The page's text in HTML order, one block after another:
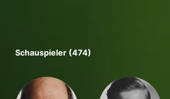
Schauspieler (474)